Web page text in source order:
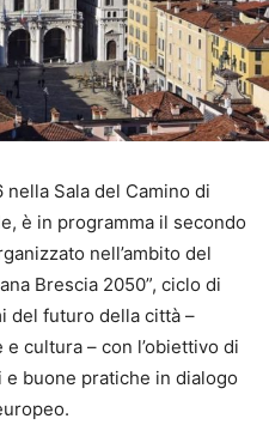
Sala del Camino di
è in programma il secondo
nell’ambito del
Brescia 2050”, ciclo di
del futuro della città –
cultura – con l’obiettivo di
buone pratiche in dialogo